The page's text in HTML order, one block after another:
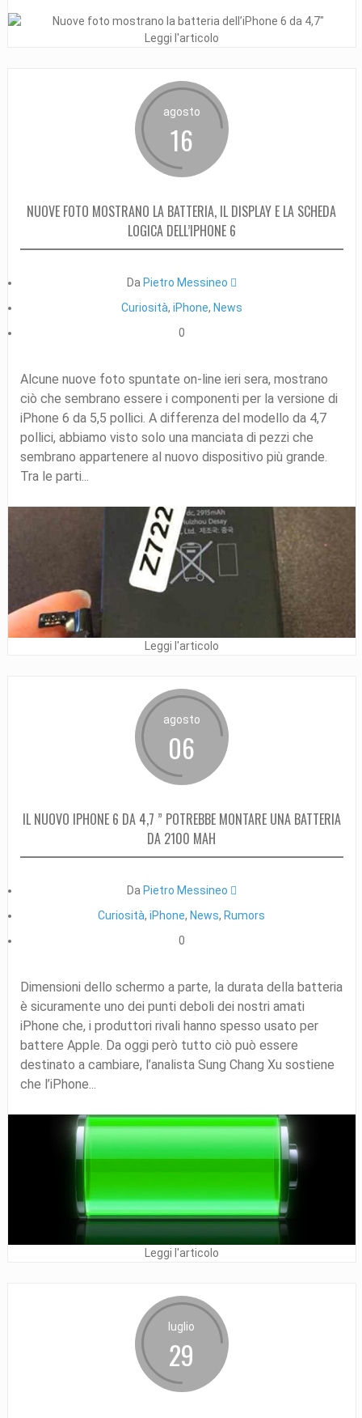
Leggi l'articolo
agosto
16
NUOVE FOTO MOSTRANO LA BATTERIA, IL DISPLAY E LA SCHEDA
LOGICA DELL’IPHONE 6
Da Pietro Messineo 
Curiosità, iPhone, News
0
Alcune nuove foto spuntate on-line ieri sera, mostrano
ciò che sembrano essere i componenti per la versione di
iPhone 6 da 5,5 pollici. A differenza del modello da 4,7
pollici, abbiamo visto solo una manciata di pezzi che
sembrano appartenere al nuovo dispositivo più grande.
Tra le parti...
Leggi l'articolo
agosto
06
IL NUOVO IPHONE 6 DA 4,7 ” POTREBBE MONTARE UNA BATTERIA
DA 2100 MAH
Da Pietro Messineo 
Curiosità,iPhone, News, Rumors
0
Dimensioni dello schermo a parte, la durata della batteria
è sicuramente uno dei punti deboli dei nostri amati
iPhone che, i produttori rivali hanno spesso usato per
battere Apple. Da oggi però tutto ciò può essere
destinato a cambiare, l’analista Sung Chang Xu sostiene
che l’iPhone...
Leggi l'articolo
luglio
29